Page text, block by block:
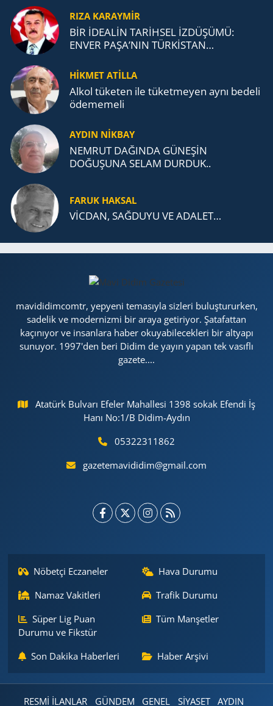
RIZA KARAYMIR
BİR İDEALİN TARİHSEL İZDÜŞÜMÜ:
ENVER PAŞA’NIN TÜRKİSTAN
TEŞKİLATI’NA UZANAN MİRASI
HİKMET ATİLLA
Alkol tü­ke­ten ile tü­ket­me­yen aynı be­de­li
öde­me­me­li
AYDIN NİKBAY
NEMRUT DAĞINDA GÜNEŞİN
DOĞUŞUNA SELAM DURDUK..
FARUK HAKSAL
VİCDAN, SAĞ­DU­YU VE ADA­LET…
mavididimcomtr, yepyeni temasıyla sizleri buluştururken,
sadelik ve modernizmi bir araya getiriyor. Şatafattan
kaçınıyor ve insanlara haber okuyabilecekleri bir altyapı
sunuyor. 1997'den beri Didim de yayın yapan tek vasıflı
gazete....
Atatürk Bulvarı Efeler Mahallesi 1398 sokak Efendi İş
Hanı No:1/B Didim-Aydın
05322311862
gazetemavididim@gmail.com
Nöbetçi Eczaneler
Hava Durumu
Namaz Vakitleri
Trafik Durumu
Süper Lig Puan
Durumu ve Fikstür
Tüm Manşetler
Son Dakika Haberleri Haber Arşivi
RESMİ İLANLAR GÜNDEM GENEL SİYASET AYDIN